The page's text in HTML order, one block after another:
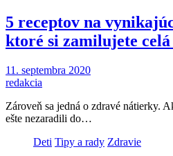
5 receptov na
ktoré si zamilujete
11. septembra 2020
redakcia
Zároveň sa jedná o zdravé nátierky.
ešte nezaradili do…
Deti Tipy a rady Zdravie